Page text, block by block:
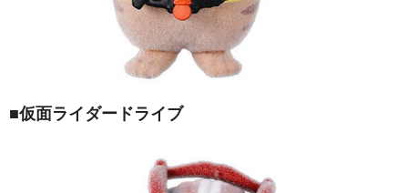
■仮面ライダードライブ